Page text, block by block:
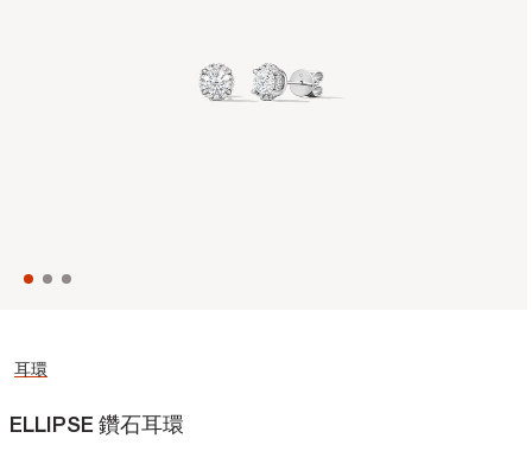
耳環
ELLIPSE 鑽石耳環